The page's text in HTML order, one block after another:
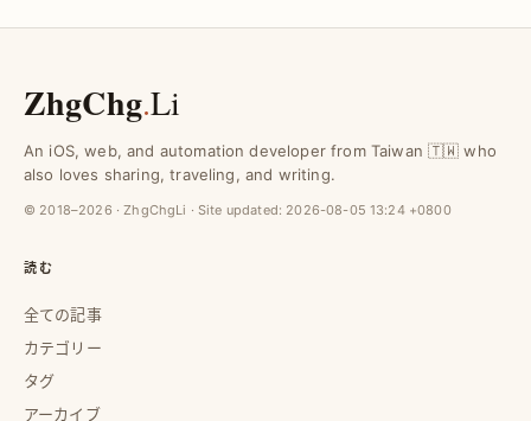
ZhgChg.Li
An iOS, web, and automation developer from Taiwan 🇹🇼 who
also loves sharing, traveling, and writing.
© 2018–2026 · ZhgChgLi · Site updated: 2026-08-05 13:24 +0800
読む
全ての記事
カテゴリー
タグ
アーカイブ